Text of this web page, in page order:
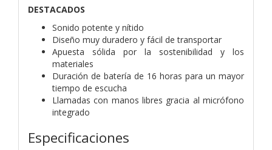
DESTACADOS
Sonido potente y nítido
Diseño muy duradero y fácil de transportar
Apuesta sólida por la sostenibilidad y los
materiales
Duración de batería de 16 horas para un mayor
tiempo de escucha
Llamadas con manos libres gracia al micrófono
integrado
Especificaciones